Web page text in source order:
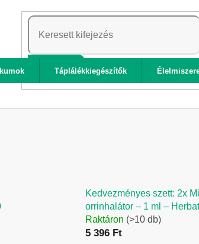
KERESÉS
Táplálékkiegészítők
Kedvezményes szett: 2x
orrinhalátor – 1 ml –
Raktáron (>10 db)
5 396 Ft